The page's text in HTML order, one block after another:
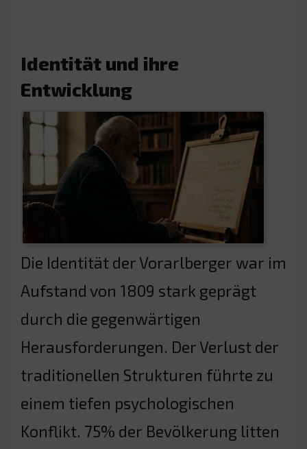
Identität und ihre
Entwicklung
Die Identität der Vorarlberger war im
Aufstand von 1809 stark geprägt
durch die gegenwärtigen
Herausforderungen. Der Verlust der
traditionellen Strukturen führte zu
einem tiefen psychologischen
Konflikt. 75% der Bevölkerung litten